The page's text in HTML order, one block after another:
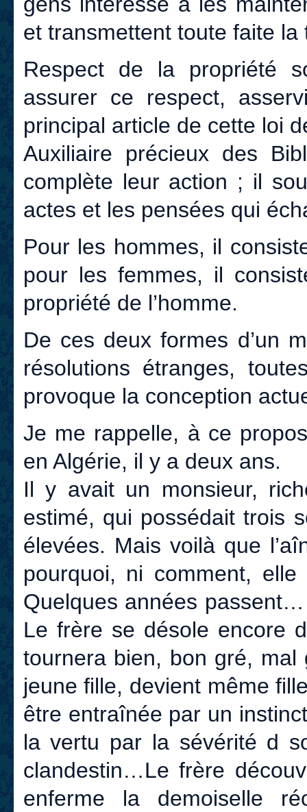
et transmettent toute faite la
Respect de la propriété
assurer ce respect,
principal article de cette loi
Auxiliaire précieux des
complète leur action ; il
actes et les pensées qui
Pour les hommes, il
pour les femmes, il
propriété de l’homme.
De ces deux formes d’un
résolutions étranges,
provoque la conception
Je me rappelle, à ce
en Algérie, il y a deux ans.
Il y avait un monsieur,
estimé, qui possédait trois
élevées. Mais voilà que
pourquoi, ni comment,
Quelques années
Le frère se désole encore
tournera bien, bon gré,
jeune fille, devient même
être entraînée par un
la vertu par la sévérité d
clandestin…Le frère
enferme la demoiselle